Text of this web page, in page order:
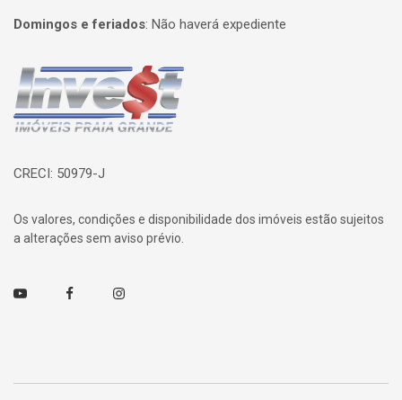
Domingos e feriados: Não haverá expediente
Página inicial
CRECI: 50979-J
Os valores, condições e disponibilidade dos imóveis estão sujeitos
a alterações sem aviso prévio.
Youtube FacebookInstagram